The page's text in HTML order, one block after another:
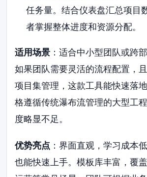
任务量。结合仪表盘汇总项目
者掌握整体进度和资源分配。
适用场景 ：适合中小型团队或跨
如果团队需要灵活的流程配置，
项目集管理，这款工具能快速落
格遵循传统瀑布流管理的大型工
度略显不足。
优势亮点 ：界面直观，学习成本
也能快速上手。模板库丰富，覆